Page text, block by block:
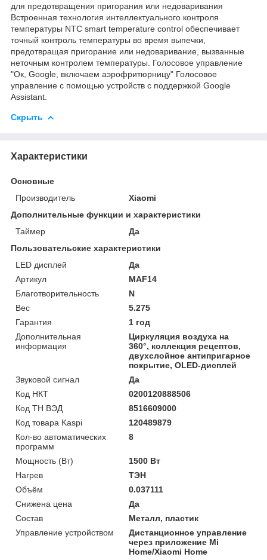
для предотвращения пригорания или недоваривания
Встроенная технология интеллектуального контроля
температуры NTC smart temperature control обеспечивает
точный контроль температуры во время выпечки,
предотвращая пригорание или недоваривание, вызванные
неточным контролем температуры. Голосовое управление
"Ок, Google, включаем аэрофритюрницу" Голосовое
управление с помощью устройств с поддержкой Google
Assistant.
Скрыть
Характеристики
Основные
Производитель
Xiaomi
Дополнительные функции и характеристики
Таймер
Да
Пользовательские характеристики
LED дисплей
Да
Артикул
MAF14
Благотворительность
N
Вес
5.275
Гарантия
1 год
Дополнительная
информация
Циркуляция воздуха на
360°, коллекция рецептов,
двухслойное антипригарное
покрытие, OLED-дисплей
Звуковой сигнал
Да
Код НКТ
0200120888506
Код ТН ВЭД
8516609000
Код товара Kaspi
120489879
Кол-во автоматических
программ
8
Мощность (Bт)
1500 Вт
Нагрев
ТЭН
Объём
0.037111
Снижена цена
Да
Состав
Металл, пластик
Управление устройством
Дистанционное управление
через приложение Mi
Home/Xiaomi Home